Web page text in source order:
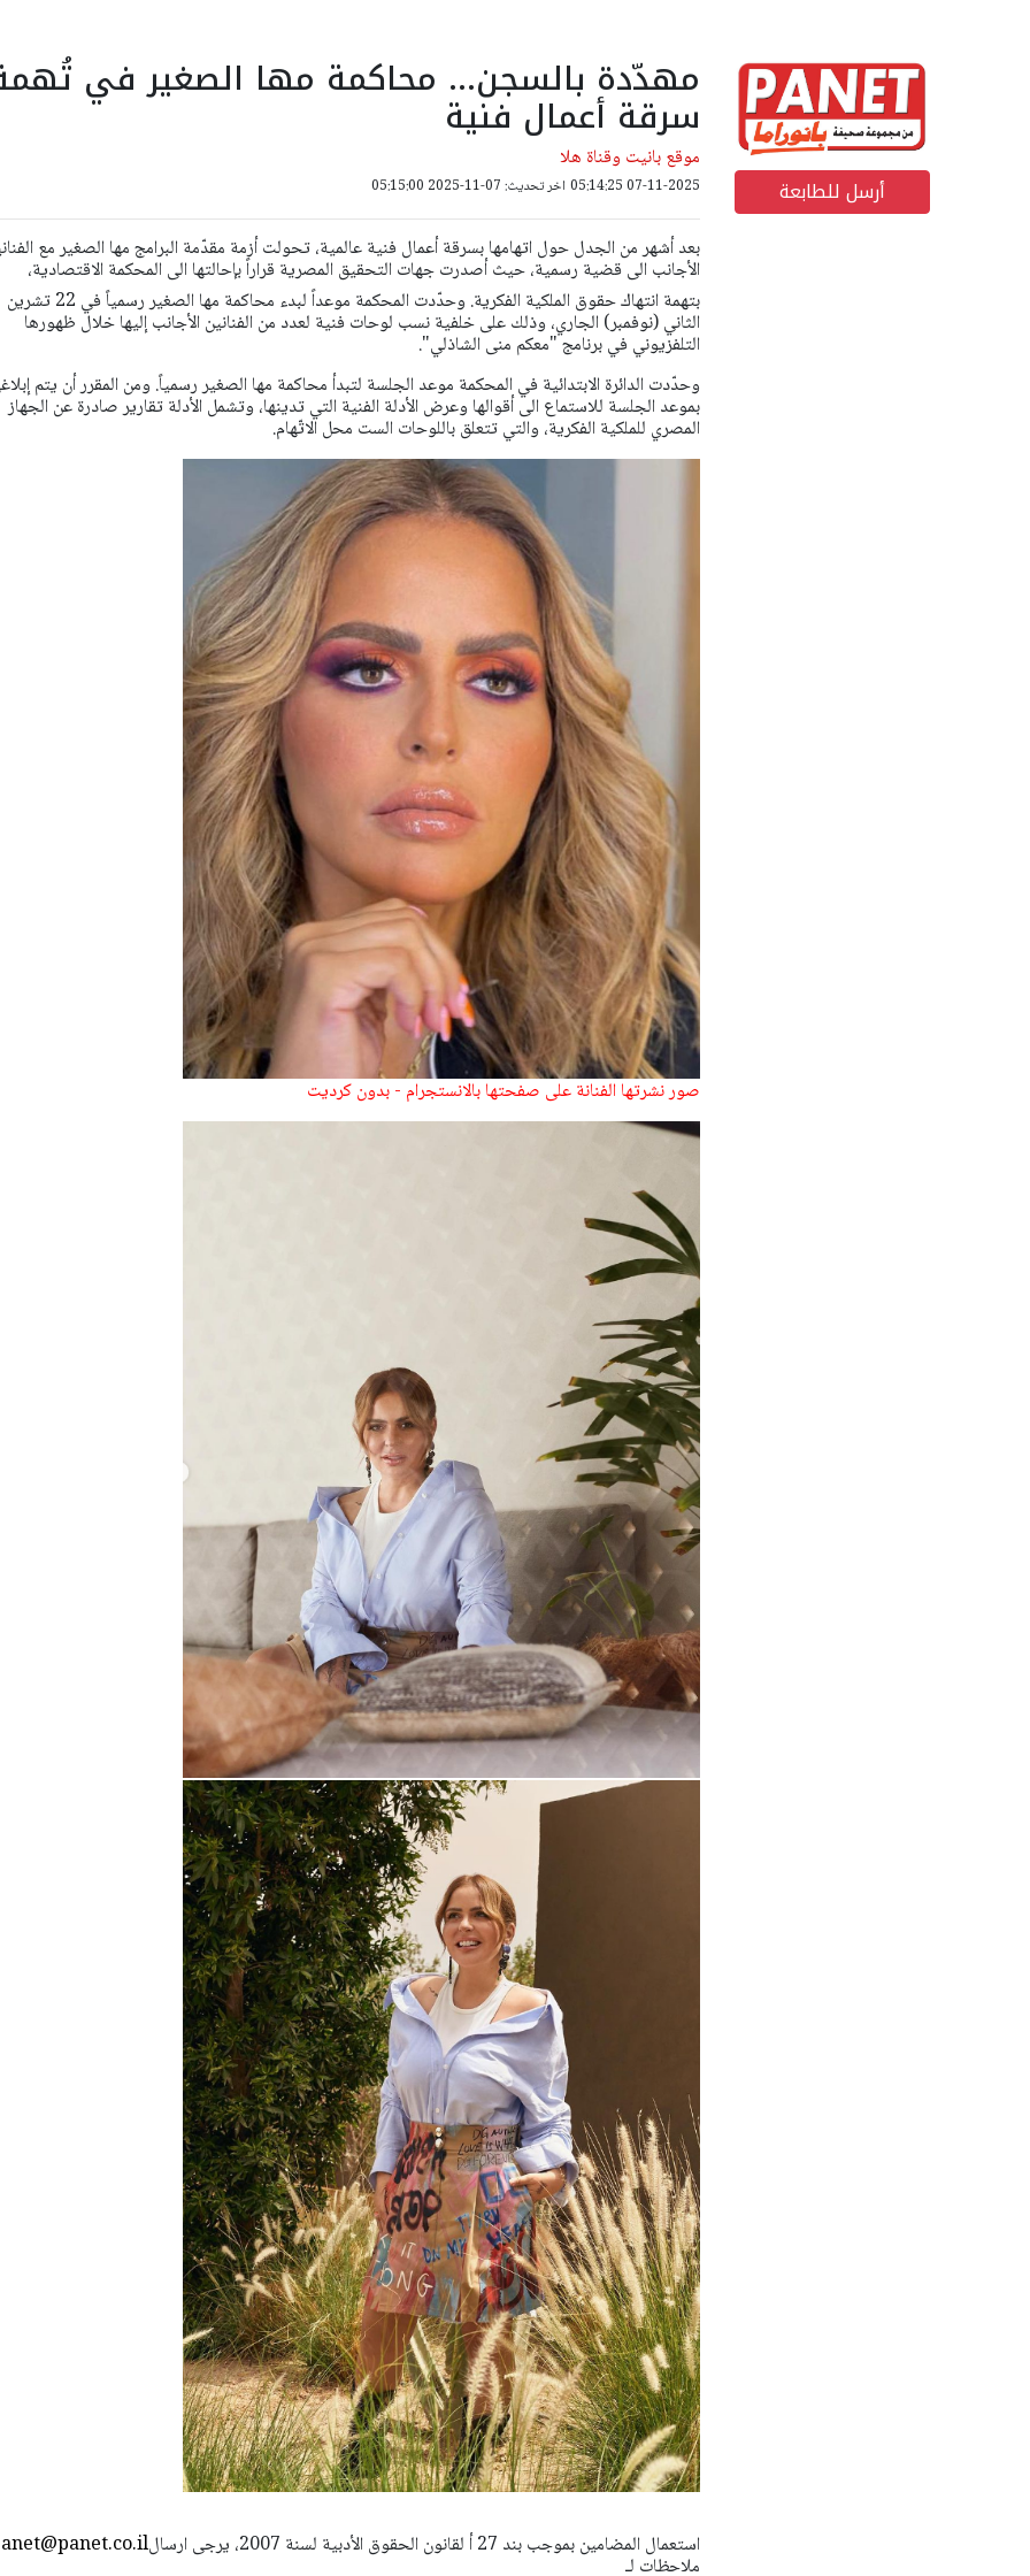
أرسل للطابعة
مهدّدة بالسجن... محاكمة مها الصغير في
سرقة أعمال فنية
موقع بانيت وقناة هلا
07-11-2025 05:14:25 اخر تحديث: 07-11-2025 05:15:00
بعد أشهر من الجدل حول اتهامها بسرقة أعمال فنية عالمية، تحولت أزمة مقدّمة البرامج مها الصغير مع
الأجانب الى قضية رسمية، حيث أصدرت جهات التحقيق المصرية قراراً بإحالتها الى المحكمة الاقتصادية،
بتهمة انتهاك حقوق الملكية الفكرية. وحدّدت المحكمة موعداً لبدء محاكمة مها الصغير رسمياً في 22 تشرين
الثاني (نوفمبر) الجاري، وذلك على خلفية نسب لوحات فنية لعدد من الفنانين الأجانب إليها خلال ظهورها
التلفزيوني في برنامج "معكم منى الشاذلي".
وحدّدت الدائرة الابتدائية في المحكمة موعد الجلسة لتبدأ محاكمة مها الصغير رسمياً. ومن المقرر أن يتم
بموعد الجلسة للاستماع الى أقوالها وعرض الأدلة الفنية التي تدينها، وتشمل الأدلة تقارير صادرة عن الجهاز
المصري للملكية الفكرية، والتي تتعلق باللوحات الست محل الاتّهام.
صور نشرتها الفنانة على صفحتها بالانستجرام - بدون كرديت
استعمال المضامين بموجب بند 27 أ لقانون الحقوق الأدبية لسنة 2007، يرجى ارسال
ملاحظات لـ